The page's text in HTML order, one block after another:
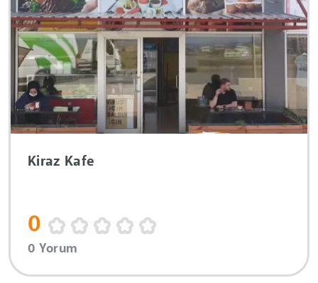
Kiraz Kafe
0
0 Yorum